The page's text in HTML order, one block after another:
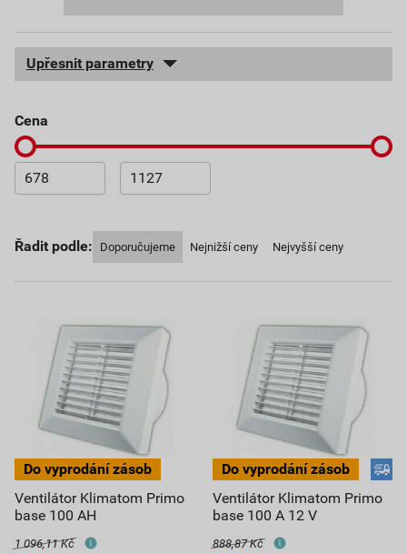
Upřesnit parametry
cena
Řadit podle: Doporučujeme Nejnižší ceny Nejvyšší ceny
Ventilátor Klimatom Primo
base 100 AH
1 096,11 Kč
Ventilátor Klimatom Primo
base 100 A 12 V
888,87 Kč